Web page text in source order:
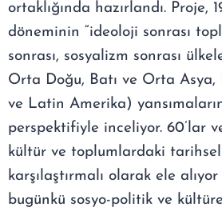
ortaklığında hazırlandı. Proje,
döneminin “ideoloji sonrası
sonrası, sosyalizm sonrası
Orta Doğu, Batı ve Orta Asya,
ve Latin Amerika)
perspektifiyle inceliyor. 60’lar
kültür ve toplumlardaki
karşılaştırmalı olarak ele
bugünkü sosyo-politik ve